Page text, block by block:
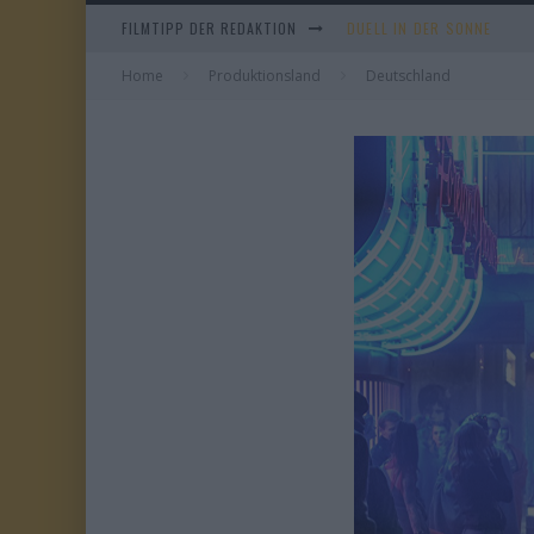
FILMTIPP DER REDAKTION EVERYTIME
WHAM! – 10 DAYS IN
DUELL IN DER SONNE
Home Produktionsland Deutschland